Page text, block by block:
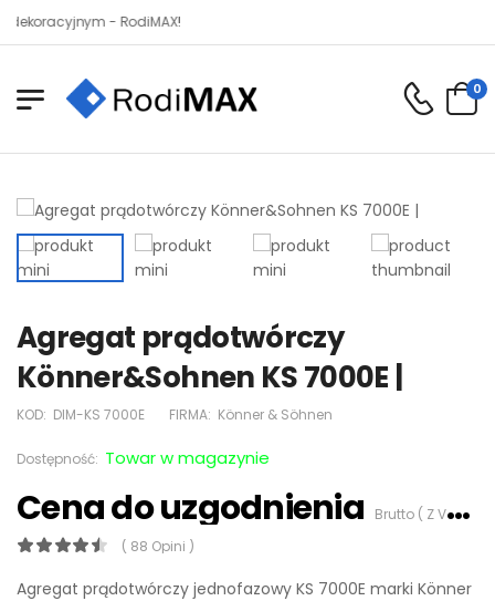
- RodiMAX!
0
Agregat prądotwórczy
Könner&Sohnen KS 7000E |
KOD: DIM-KS 7000E FIRMA: Könner & Söhnen
Dostępność: Towar w magazynie
Cena do uzgodnienia Brutto ( Z VAT 23%)
( 88 Opini )
Agregat prądotwórczy jednofazowy KS 7000E marki Könner